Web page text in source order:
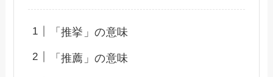
「推挙」の意味
「推薦」の意味